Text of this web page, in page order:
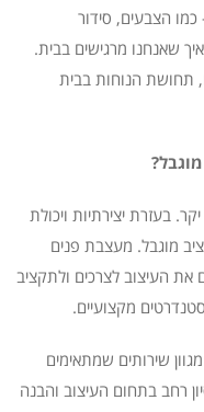
הצבעים, סידור
שאנחנו מרגישים בבית.
תחושת הנוחות בבית
בעזרת יצירתיות ויכולת
מוגבל. מעצבת פנים
את העיצוב לצרכים ולתקציב
מקצועיים.
שירותים שמתאימים
רחב בתחום העיצוב והבנה